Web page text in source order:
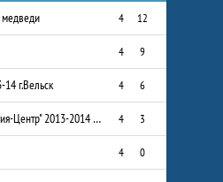
4 12
4 9
г.Вельск 4 6
"Энергия-Центр" 2013-2014 г.р. 4 3
4 0